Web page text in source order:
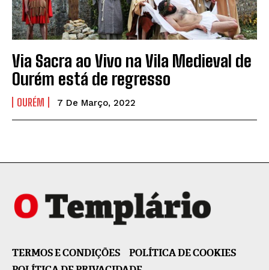
Via Sacra ao Vivo na Vila Medieval de
Ourém está de regresso
OURÉM 7 De Março, 2022
TERMOS E CONDIÇÕES
POLÍTICA DE COOKIES